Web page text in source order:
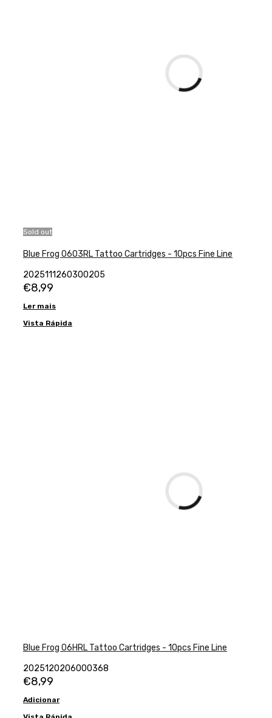
Sold out
Blue Frog 0603RL Tattoo Cartridges - 10pcs Fine Line
2025111260300205
€8,99
Ler mais
Vista Rápida
Blue Frog 06HRL Tattoo Cartridges - 10pcs Fine Line
2025120206000368
€8,99
Adicionar